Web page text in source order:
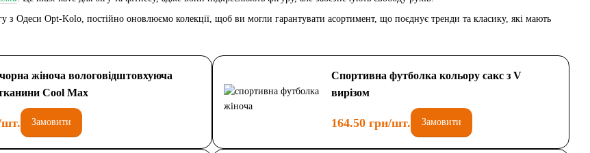
з Одеси Opt-Kolo, постійно оновлюємо колекції, щоб ви могли гарантувати асортимент, що поєднує тренди та класику, які мають
жіноча вологовідштовхуюча
Cool Max
шт. Замовити
Спортивна футболка кольору сакс з V
вирізом
164.50 грн/шт. Замовити